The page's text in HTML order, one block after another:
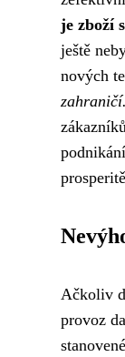
je zboží
ještě
nových
zahraničí.
Ačkoliv
provoz